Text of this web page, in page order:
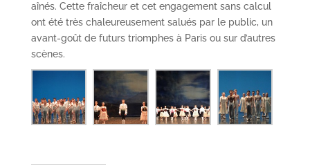
aînés. Cette fraîcheur et cet engagement sans calcul
ont été très chaleureusement salués par le public, un
avant-goût de futurs triomphes à Paris ou sur d’autres
scènes.